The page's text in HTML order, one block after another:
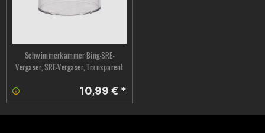
Schwimmerkammer Bing-SRE-
Vergaser, SRE-Vergaser, Transparent
10,99 € *